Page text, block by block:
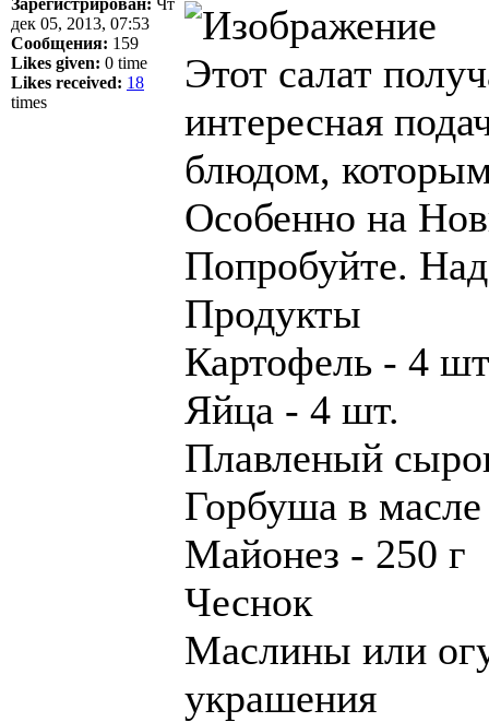
дек 05, 2013, 07:53
Сообщения: 159
Likes given: 0 time
Likes received: 18
times
Этот салат
интересная
блюдом,
Особенно на
Попробуйте.
Продукты
Картофель - 4
Яйца - 4 шт.
Плавленый
Горбуша в
Майонез - 250 г
Чеснок
Маслины или
украшения